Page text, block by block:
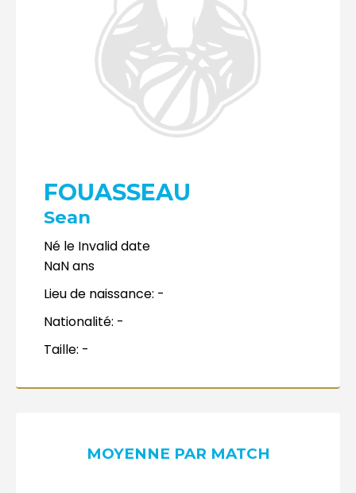
FOUASSEAU
Sean
Né le Invalid date
NaNans
Lieu de naissance: -
Nationalité: -
Taille: -
MOYENNE PAR MATCH